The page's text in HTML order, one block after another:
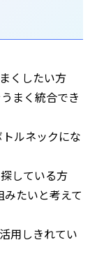
くしたい方
まく統合でき
ルネックにな
している方
みたいと考えて
用しきれてい